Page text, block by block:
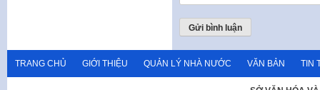
TRANG CHỦ GIỚI THIỆU QUẢN LÝ NHÀ NƯỚC VĂN BẢN TIN